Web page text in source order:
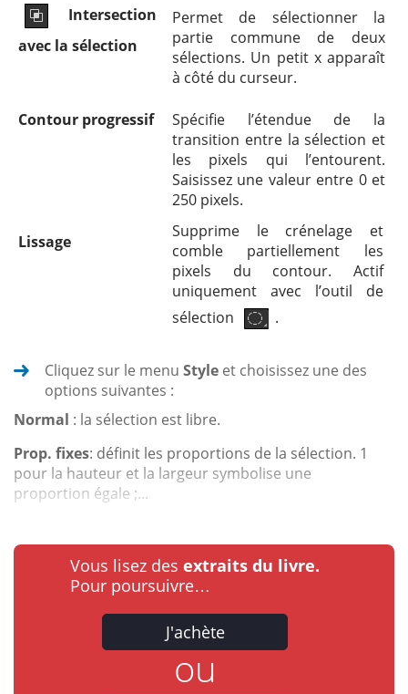
Intersection
avec la sélection
Permet de sélectionner la
partie commune de deux
sélections. Un petit x apparaît
à côté du curseur.
Contour progressif
Spécifie l’étendue de la
transition entre la sélection et
les pixels qui l’entourent.
Saisissez une valeur entre 0 et
250 pixels.
Lissage
Supprime le crénelage et
comble partiellement les
pixels du contour. Actif
uniquement avec l’outil de
sélection
.
Cliquez sur le menu Style et choisissez une des
options suivantes :
Normal : la sélection est libre.
Prop. fixes: définit les proportions de la sélection. 1
pour la hauteur et la largeur symbolise une
proportion égale ;...
Vous lisez des extraits du livre.
Pour poursuivre…
J'achète
ou